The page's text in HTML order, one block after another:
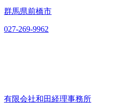
群馬県前橋市
027-269-9962
有限会社和田経理事務所